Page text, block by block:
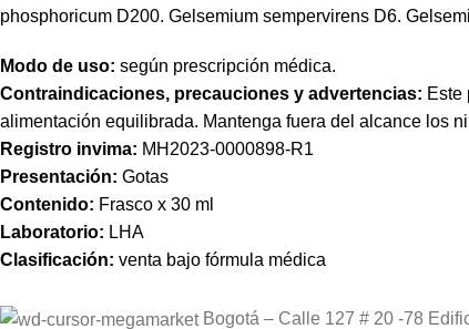
phosphoricum D200. Gelsemium sempervirens D6.
Modo de uso: según prescripción médica.
Contraindicaciones, precauciones y advertencias: Este
alimentación equilibrada. Mantenga fuera del alcance los
Registro invima: MH2023-0000898-R1
Presentación: Gotas
Contenido: Frasco x 30 ml
Laboratorio: LHA
Clasificación: venta bajo fórmula médica
Bogotá – Calle 127 # 20 -78